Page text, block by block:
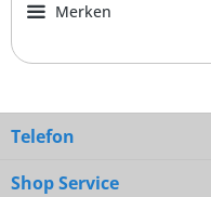
Merken
Telefon
Shop Service